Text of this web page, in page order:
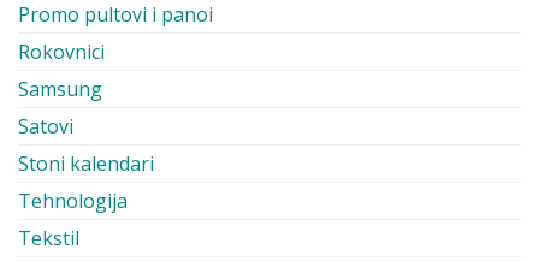
Promo pultovi i panoi
Rokovnici
Samsung
Satovi
Stoni kalendari
Tehnologija
Tekstil